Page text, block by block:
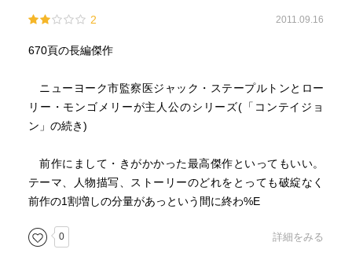
ストーリーとしては面白い。ただ、ちょっと長すぎやしま
せんか?という内容である。
2 2011.09.16
670頁の長編傑作
ニューヨーク市監察医ジャック・ステープルトンとロー
リー・モンゴメリーが主人公のシリーズ(「コンテイジョ
ン」の続き)
前作にまして・きがかかった最高傑作といってもいい。
テーマ、人物描写、ストーリーのどれをとっても破綻なく
前作の1割増しの分量があっという間に終わ%E
0 詳細をみる